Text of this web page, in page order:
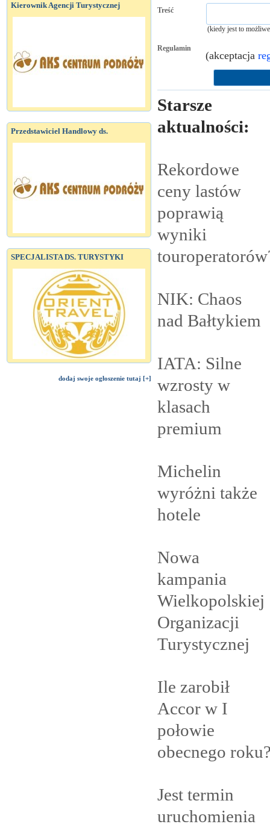
Kierownik Agencji Turystycznej
Przedstawiciel Handlowy ds.
SPECJALISTA DS. TURYSTYKI
dodaj swoje ogłoszenie tutaj [+]
Treść
(kiedy jest to
Regulamin
(akceptacja
Starsze
aktualności:
Rekordowe
ceny lastów
poprawią
wyniki
NIK: Chaos
nad Bałtykiem
IATA: Silne
wzrosty w
klasach
premium
Michelin
wyróżni także
hotele
Nowa
kampania
Wielkopolskiej
Organizacji
Turystycznej
Ile zarobił
Accor w I
połowie
obecnego
Jest termin
uruchomienia